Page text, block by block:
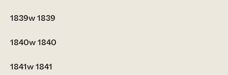
1839w1839
1840w1840
1841w1841